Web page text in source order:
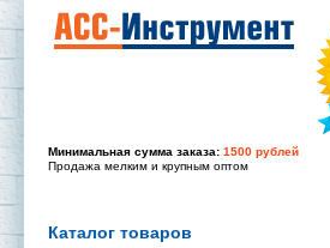
Минимальная сумма заказа: 1500 рублей
Продажа мелким и крупным оптом
Каталог товаров